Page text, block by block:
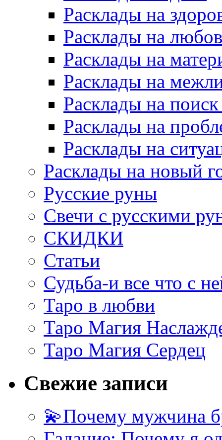
Расклады на
Расклады на
Расклады на
Расклады на
Расклады на
Расклады на
Расклады на
Расклады на новый
Русские руны
Свечи с русскими
СКИДКИ
Статьи
Судьба-и все что с
Таро в любви
Таро Магия
Таро Магия Сердец
Свежие записи
💫Почему мужчина